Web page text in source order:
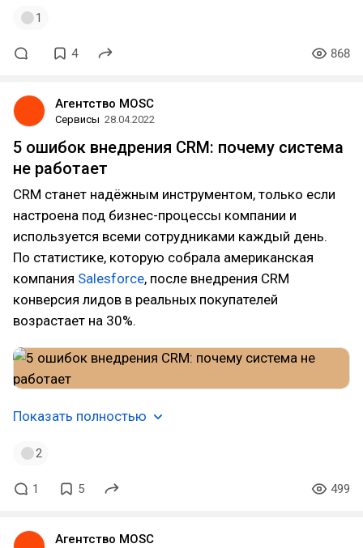
1
4 868
Агентство MOSC
Сервисы 28.04.2022
5 ошибок внедрения CRM: почему система
не работает
CRM станет надёжным инструментом, только если
настроена под бизнес-процессы компании и
используется всеми сотрудниками каждый день.
По статистике, которую собрала американская
компания Salesforce, после внедрения CRM
конверсия лидов в реальных покупателей
возрастает на 30%.
Показать полностью
2
1 5 499
Агентство MOSC